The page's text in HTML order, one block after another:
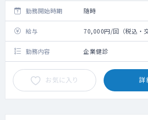
勤務開始時期 随時
給与 70,000円/回（税込・
勤務内容 企業健診
お気に入り 詳